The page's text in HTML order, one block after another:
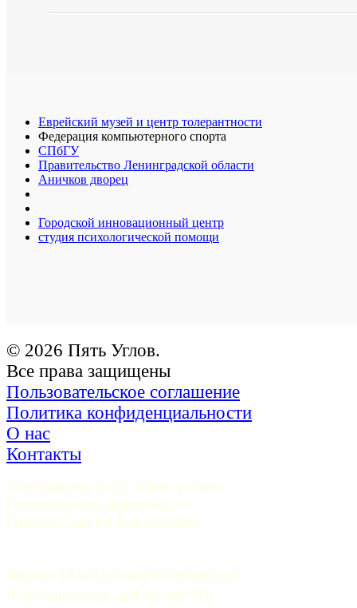
Еврейский музей и центр толерантности
Федерация компьютерного спорта
СПбГУ
Правительство Ленинградской области
Аничков дворец
Городской инновационный центр
студия психологической помощи
© 2026 Пять Углов.
Все права защищены
Пользовательское соглашение
Политика конфиденциальности
О нас
Контакты
Учредитель ООО «Пять углов».
Генеральный директор —
Грачев Сергей Викторович
Адрес: 191015, Санкт-Петербург,
9-я Советская, д.4-6, оф.415